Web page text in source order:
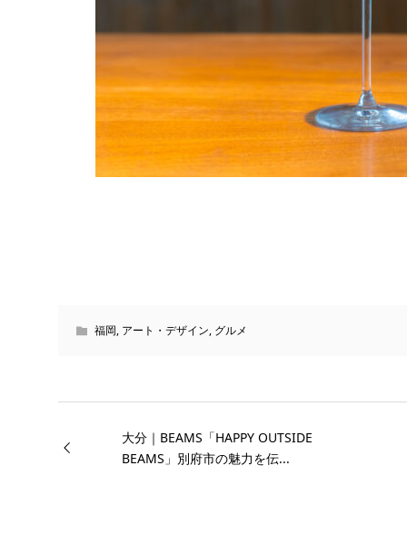
福岡, アート・デザイン, グルメ
大分｜BEAMS「HAPPY OUTSIDE
BEAMS」別府市の魅力を伝...